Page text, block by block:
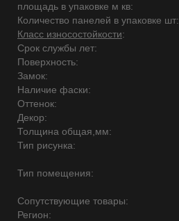
площадь в упаковке м кв:
Количество панелей в упаковке шт:
Класс износостойкости:
Срок службы лет:
Поверхность:
Замок:
Наличие фаски:
Оттенок:
Декор:
Толщина общая,мм:
Тип рисунка:
Тип помещения:
Сопутствующие товары:
Регион: